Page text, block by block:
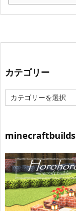
カテゴリー
カ
テ
ー
minecraftbuilds